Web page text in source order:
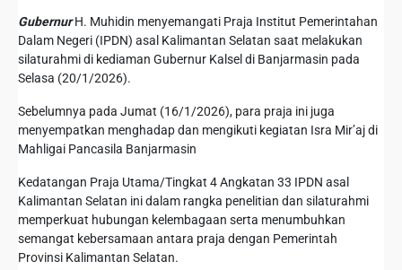
GubernurH. Muhidin menyemangati Praja Institut Pemerintahan
Dalam Negeri (IPDN) asal Kalimantan Selatan saat melakukan
silaturahmi di kediaman Gubernur Kalsel di Banjarmasin pada
Selasa (20/1/2026).
Sebelumnya pada Jumat (16/1/2026), para praja ini juga
menyempatkan menghadap dan mengikuti kegiatan Isra Mir’aj di
Mahligai Pancasila Banjarmasin
Kedatangan Praja Utama/Tingkat 4 Angkatan 33 IPDN asal
Kalimantan Selatan ini dalam rangka penelitian dan silaturahmi
memperkuat hubungan kelembagaan serta menumbuhkan
semangat kebersamaan antara praja dengan Pemerintah
Provinsi Kalimantan Selatan.